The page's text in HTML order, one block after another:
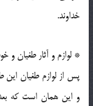
خداوند.
* لوازم و آثار طغیان و
پس از لوازم طغیان این
و این همان است که بعد